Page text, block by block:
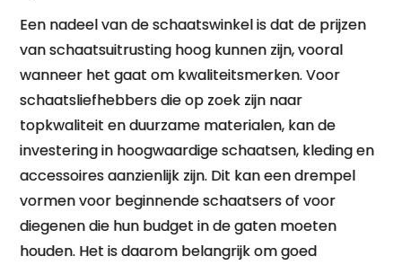
Een nadeel van de schaatswinkel is dat de prijzen
van schaatsuitrusting hoog kunnen zijn, vooral
wanneer het gaat om kwaliteitsmerken. Voor
schaatsliefhebbers die op zoek zijn naar
topkwaliteit en duurzame materialen, kan de
investering in hoogwaardige schaatsen, kleding en
accessoires aanzienlijk zijn. Dit kan een drempel
vormen voor beginnende schaatsers of voor
diegenen die hun budget in de gaten moeten
houden. Het is daarom belangrijk om goed